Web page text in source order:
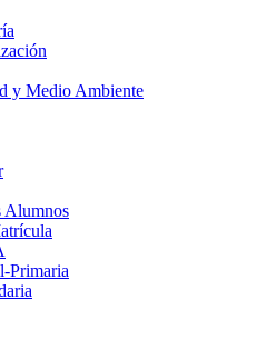
y Medio Ambiente
Alumnos
Primaria